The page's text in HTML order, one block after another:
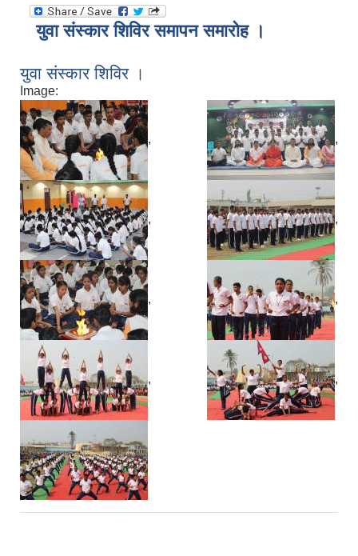
युवा संस्कार शिविर समापन समारोह ।
युवा संस्कार शिविर ।
Image:
, ,
, ,
, ,
, ,